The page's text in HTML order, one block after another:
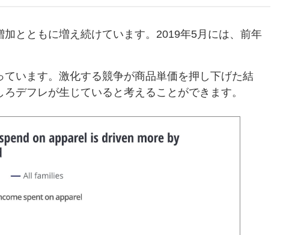
とともに増え続けています。2019年5月には、前年
います。激化する競争が商品単価を押し下げた結
デフレが生じていると考えることができます。